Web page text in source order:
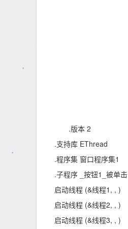
.版本 2
.支持库 EThread
.程序集 窗口程序集1
.子程序 _按钮1_被单击
启动线程 (&线程1, , )
启动线程 (&线程2, , )
启动线程 (&线程3, , )